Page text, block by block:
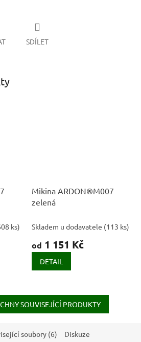
SDÍLET
ks)
Mikina ARDON®M007
zelená
Skladem u dodavatele (113 ks)
od 1 151 Kč
DETAIL
SOUVISEJÍCÍ PRODUKTY
soubory (6) Diskuze